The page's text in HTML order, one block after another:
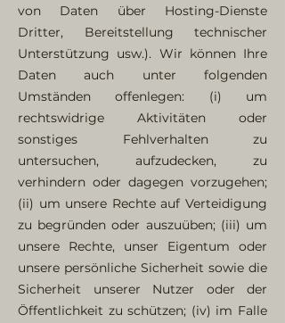
von Daten über Hosting-Dienste
Dritter, Bereitstellung technischer
Unterstützung usw.). Wir können Ihre
Daten auch unter folgenden
Umständen offenlegen: (i) um
rechtswidrige Aktivitäten oder
sonstiges Fehlverhalten zu
untersuchen, aufzudecken, zu
verhindern oder dagegen vorzugehen;
(ii) um unsere Rechte auf Verteidigung
zu begründen oder auszuüben; (iii) um
unsere Rechte, unser Eigentum oder
unsere persönliche Sicherheit sowie die
Sicherheit unserer Nutzer oder der
Öffentlichkeit zu schützen; (iv) im Falle